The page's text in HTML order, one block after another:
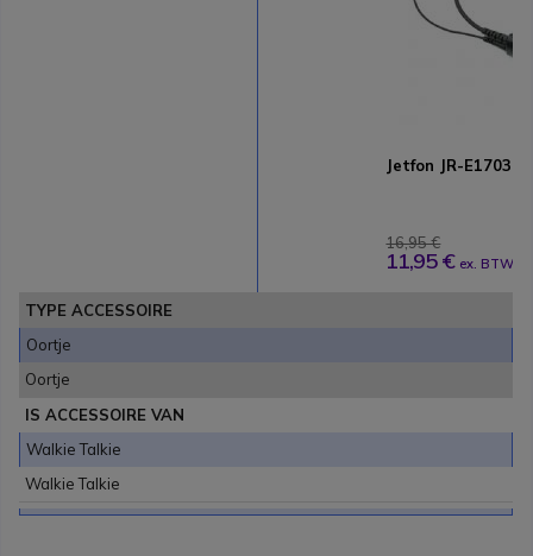
Jetfon JR-E1703
16,95 €
11,95 € ex. BTW
TYPE ACCESSOIRE
Oortje
Oortje
IS ACCESSOIRE VAN
Walkie Talkie
Walkie Talkie